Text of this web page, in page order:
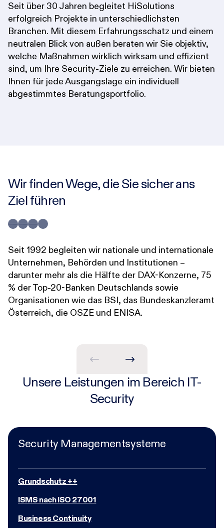
Seit über 30 Jahren begleitet HiSolutions
erfolgreich Projekte in unterschiedlichsten
Branchen. Mit diesem Erfahrungsschatz und einem
neutralen Blick von außen beraten wir Sie objektiv,
welche Maßnahmen wirklich wirksam und effizient
sind, um Ihre Security-Ziele zu erreichen. Wir bieten
Ihnen für jede Ausgangslage ein individuell
abgestimmtes Beratungsportfolio.
Wir finden Wege, die Sie sicher ans
Ziel führen
Seit 1992 begleiten wir nationale und internationale
Unternehmen, Behörden und Institutionen –
darunter mehr als die Hälfte der DAX-Konzerne, 75
% der Top-20-Banken Deutschlands sowie
Organisationen wie das BSI, das Bundeskanzleramt
Österreich, die OSZE und ENISA.
Unsere Leistungen im Bereich IT-
Security
Security Managementsysteme
Grundschutz ++
ISMS nach ISO 27001
Business Continuity